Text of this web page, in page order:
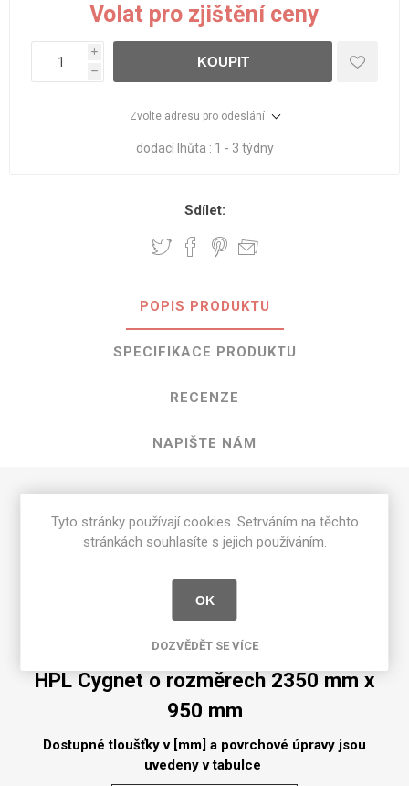
Volat pro zjištění ceny
i
h
KOUPIT
Zvolte adresu pro odeslání
dodací lhůta : 1 - 3 týdny
Sdílet:
POPIS PRODUKTU
SPECIFIKACE PRODUKTU
RECENZE
NAPIŠTE NÁM
1300 mm
uvedeny v tabulce
Matte 58 [MAT]
HPL Cygnet o rozměrech 2350 mm x
950 mm
Dostupné tloušťky v [mm] a povrchové úpravy jsou
uvedeny v tabulce
Tyto stránky používají cookies. Setrváním na těchto
stránkách souhlasíte s jejich používáním.
OK
DOZVĚDĚT SE VÍCE